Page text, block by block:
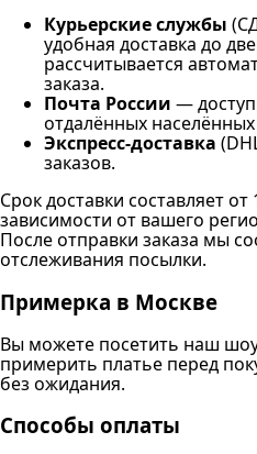
Курьерские службы
удобная доставка до
рассчитывается
заказа.
Почта России —
отдалённых населённых
Экспресс-доставка
заказов.
Срок доставки составляет
зависимости от вашего
После отправки заказа мы
отслеживания посылки.
Примерка в Москве
Вы можете посетить наш
примерить платье перед
без ожидания.
Способы оплаты